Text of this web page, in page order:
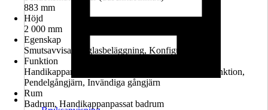
883 mm
Höjd
2 000 mm
Egenskap
Smutsavvisande glasbeläggning, Konfigurerbar
Funktion
Handikappanpassad montering möjlig, Lyft-sänk-funktion,
Pendelgångjärn, Invändiga gångjärn
Rum
Badrum, Handikappanpassat badrum